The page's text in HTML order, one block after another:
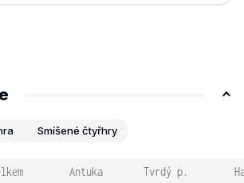
Smíšené čtyřhry
Antuka Tvrdý p.